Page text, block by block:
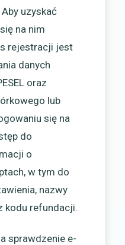
uzyskać
na nim
rejestracji jest
danych
oraz
lub
się na
do
o
w tym do
nazwy
kodu refundacji.
sprawdzenie e-